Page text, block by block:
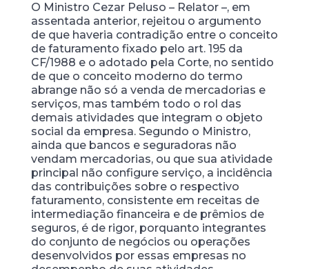
O Ministro Cezar Peluso – Relator –, em
assentada anterior, rejeitou o argumento
de que haveria contradição entre o conceito
de faturamento fixado pelo art. 195 da
CF/1988 e o adotado pela Corte, no sentido
de que o conceito moderno do termo
abrange não só a venda de mercadorias e
serviços, mas também todo o rol das
demais atividades que integram o objeto
social da empresa. Segundo o Ministro,
ainda que bancos e seguradoras não
vendam mercadorias, ou que sua atividade
principal não configure serviço, a incidência
das contribuições sobre o respectivo
faturamento, consistente em receitas de
intermediação financeira e de prêmios de
seguros, é de rigor, porquanto integrantes
do conjunto de negócios ou operações
desenvolvidos por essas empresas no